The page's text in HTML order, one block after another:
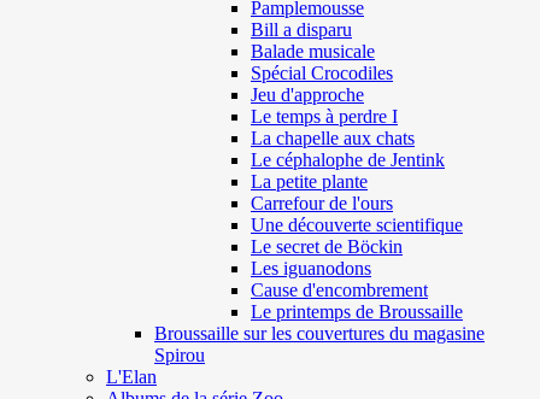
Pamplemousse
Bill a disparu
Balade musicale
Spécial Crocodiles
Jeu d'approche
Le temps à perdre I
La chapelle aux chats
Le céphalophe de Jentink
La petite plante
Carrefour de l'ours
Une découverte scientifique
Le secret de Böckin
Les iguanodons
Cause d'encombrement
Le printemps de Broussaille
Broussaille sur les couvertures du magasine
Spirou
L'Elan